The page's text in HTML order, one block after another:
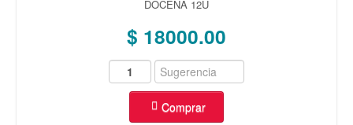
(93)
(23)
DOCENA 12U
$ 18000.00
Comprar